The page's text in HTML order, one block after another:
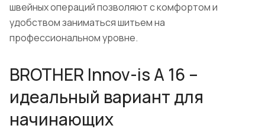
швейных операций позволяют с комфортом и
удобством заниматься шитьем на
профессиональном уровне.
BROTHER Innov-is A 16 –
идеальный вариант для
начинающих